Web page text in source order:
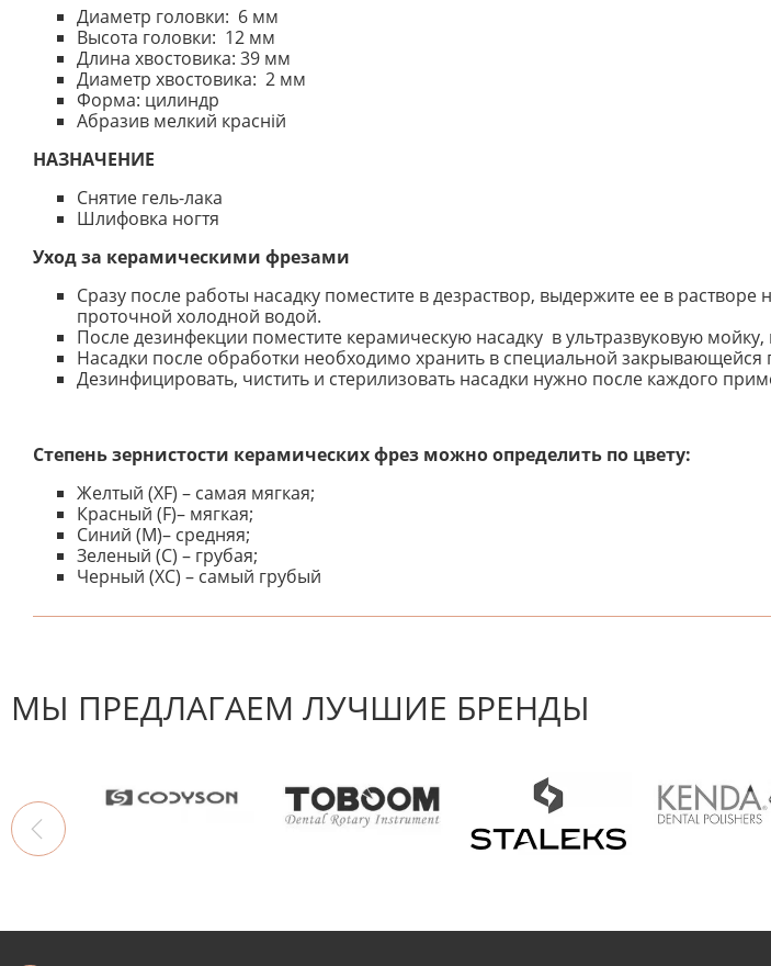
Диаметр головки: 6 мм
Высота головки: 12 мм
Длина хвостовика: 39 мм
Диаметр хвостовика: 2 мм
Форма: цилиндр
Абразив мелкий красній
НАЗНАЧЕНИЕ
Снятие гель-лака
Шлифовка ногтя
Уход за керамическими фрезами
Сразу после работы насадку поместите в дезраствор, выдержите ее в
проточной холодной водой.
После дезинфекции поместите керамическую насадку в ультразвуковую
Насадки после обработки необходимо хранить в специальной закрывающейся
Дезинфицировать, чистить и стерилизовать насадки нужно после каждого
Степень зернистости керамических фрез можно определить по цвету:
Желтый (XF) – самая мягкая;
Красный (F)– мягкая;
Синий (M)– средняя;
Зеленый (C) – грубая;
Черный (XC) – самый грубый
К настоящему времени нет отзывов. Вы можете стать первым! Будьте первым, кто
МЫ ПРЕДЛАГАЕМ ЛУЧШИЕ БРЕНДЫ